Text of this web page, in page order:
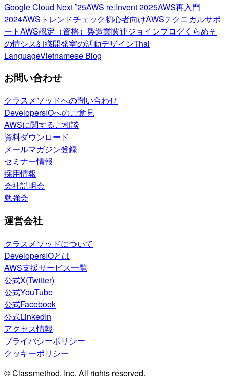
Google Cloud Next ’25AWS re:Invent 2025AWS再入門
2024AWSトレンドチェック初心者向けAWSテクニカルサポ
ートAWS認定（資格） 製造業関連ジョインブログくらめそ
の情シス組織開発室の活動デザインThai
LanguageVietnamese Blog
お問い合わせ
クラスメソッドへの問い合わせ
DevelopersIOへのご意見
AWSに関するご相談
資料ダウンロード
メールマガジン登録
セミナー情報
採用情報
会社説明会
勉強会
運営会社
クラスメソッドについて
DevelopersIOとは
AWS支援サービス一覧
公式X(Twitter)
公式YouTube
公式Facebook
公式LinkedIn
アクセス情報
プライバシーポリシー
クッキーポリシー
© Classmethod, Inc. All rights reserved.